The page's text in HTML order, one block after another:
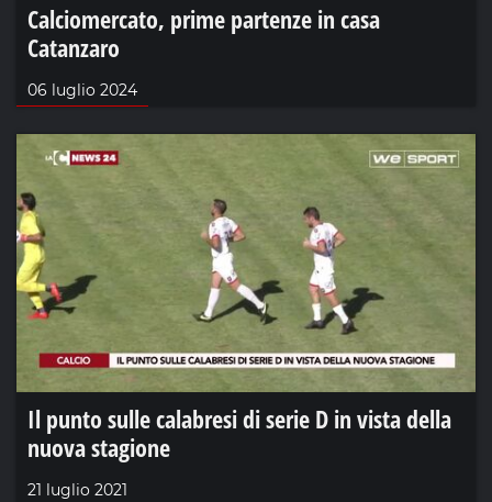
Calciomercato, prime partenze in casa
Catanzaro
06 luglio 2024
Il punto sulle calabresi di serie D in vista della
nuova stagione
21 luglio 2021